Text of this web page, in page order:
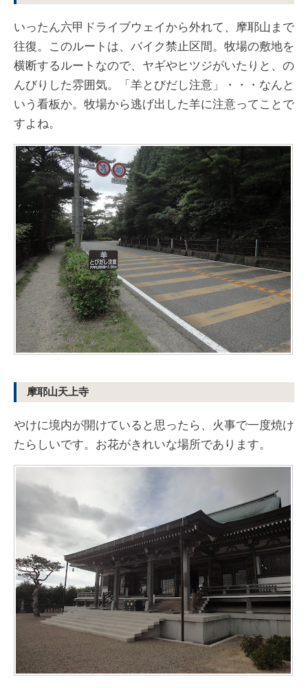
いったん六甲ドライブウェイから外れて、摩耶山まで
往復。このルートは、バイク禁止区間。牧場の敷地を
横断するルートなので、ヤギやヒツジがいたりと、の
んびりした雰囲気。「羊とびだし注意」・・・なんと
いう看板か。牧場から逃げ出した羊に注意ってことで
すよね。
摩耶山天上寺
やけに境内が開けていると思ったら、火事で一度焼け
たらしいです。お花がきれいな場所であります。